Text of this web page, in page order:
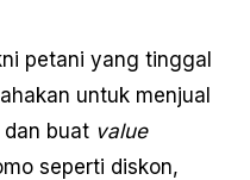
petani yang tinggal
untuk menjual
buat value
seperti diskon,